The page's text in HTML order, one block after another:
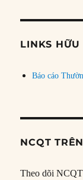
đề
LINKS HỮU
Báo cáo
NCQT
Theo dõi NCQT